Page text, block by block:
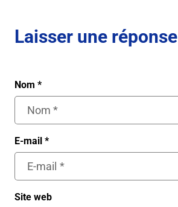
Laisser une réponse
Nom *
E-mail *
Site web